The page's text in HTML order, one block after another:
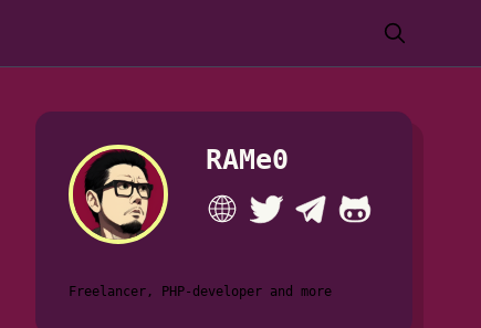
RAMe0
Freelancer, PHP-developer and more